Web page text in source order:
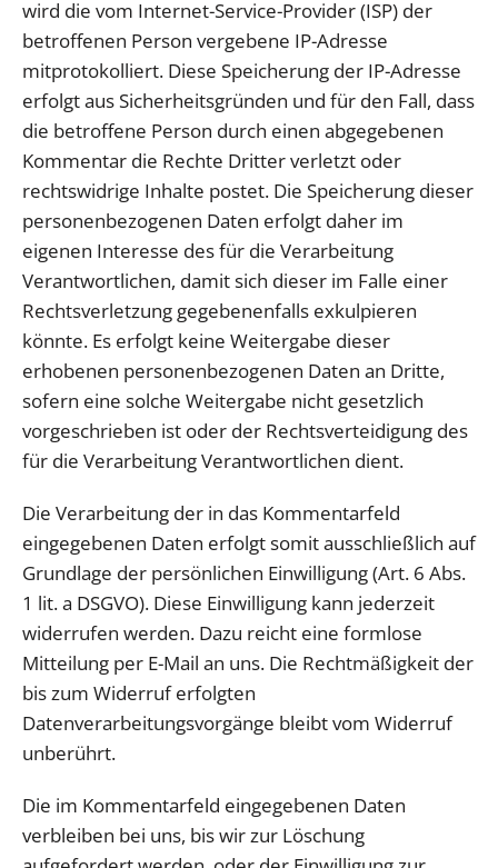
wird die vom Internet-Service-Provider (ISP) der
betroffenen Person vergebene IP-Adresse
mitprotokolliert. Diese Speicherung der IP-Adresse
erfolgt aus Sicherheitsgründen und für den Fall, dass
die betroffene Person durch einen abgegebenen
Kommentar die Rechte Dritter verletzt oder
rechtswidrige Inhalte postet. Die Speicherung dieser
personenbezogenen Daten erfolgt daher im
eigenen Interesse des für die Verarbeitung
Verantwortlichen, damit sich dieser im Falle einer
Rechtsverletzung gegebenenfalls exkulpieren
könnte. Es erfolgt keine Weitergabe dieser
erhobenen personenbezogenen Daten an Dritte,
sofern eine solche Weitergabe nicht gesetzlich
vorgeschrieben ist oder der Rechtsverteidigung des
für die Verarbeitung Verantwortlichen dient.
Die Verarbeitung der in das Kommentarfeld
eingegebenen Daten erfolgt somit ausschließlich auf
Grundlage der persönlichen Einwilligung (Art. 6 Abs.
1 lit. a DSGVO). Diese Einwilligung kann jederzeit
widerrufen werden. Dazu reicht eine formlose
Mitteilung per E-Mail an uns. Die Rechtmäßigkeit der
bis zum Widerruf erfolgten
Datenverarbeitungsvorgänge bleibt vom Widerruf
unberührt.
Die im Kommentarfeld eingegebenen Daten
verbleiben bei uns, bis wir zur Löschung